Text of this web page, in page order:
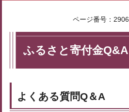
ページ番号：2906
ふるさと寄付金Q&A
よくある質問Q＆A